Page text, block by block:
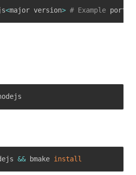
<major version> # Example port
&& bmake install